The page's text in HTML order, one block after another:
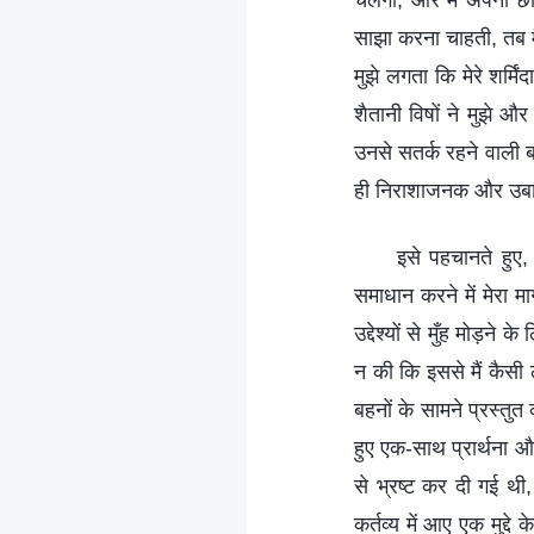
साझा करना चाहती,
मुझे लगता कि मेरे
शैतानी विषों ने मुझे
उनसे सतर्क रहने
ही निराशाजनक और
इसे पहचानते
समाधान करने में मेरा
उद्देश्यों से मुँह मोड़ने
न की कि इससे मैं कैसी
बहनों के सामने प्रस्तुत
हुए एक-साथ प्रार्थना
से भ्रष्ट कर दी गई
कर्तव्य में आए एक मुद्दे के